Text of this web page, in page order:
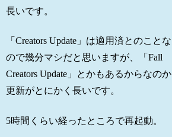
長いです。
「Creators Update」は適用済とのことな
ので幾分マシだと思いますが、「Fall
Creators Update」とかもあるからなのか
更新がとにかく長いです。
5時間くらい経ったところで再起動。